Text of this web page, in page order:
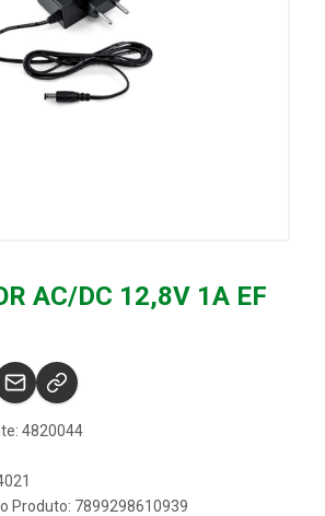
AC/DC 12,8V 1A EF
4820044
Produto: 7899298610939